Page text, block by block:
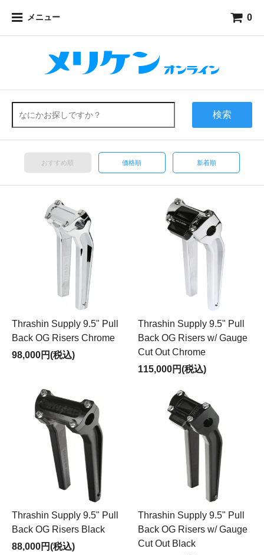
メニュー 0
検索
おすすめ順 価格順 新着順
Thrashin Supply 9.5" Pull
Back OG Risers Chrome
98,000円(税込)
Thrashin Supply 9.5" Pull
Back OG Risers w/ Gauge
Cut Out Chrome
115,000円(税込)
Thrashin Supply 9.5" Pull
Back OG Risers Black
88,000円(税込)
Thrashin Supply 9.5" Pull
Back OG Risers w/ Gauge
Cut Out Black